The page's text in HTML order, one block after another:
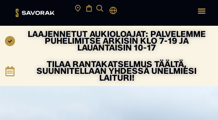
LAAJENNETUT AUKIOLOAJAT: PALVELEMME
PUHELIMITSE ARKISIN KLO 7-19 JA
LAUANTAISIN 10-17
TILAA RANTAKATSELMUS TÄÄLTÄ,
SUUNNITELLAAN YHDESSÄ UNELMIESI
LAITURI!